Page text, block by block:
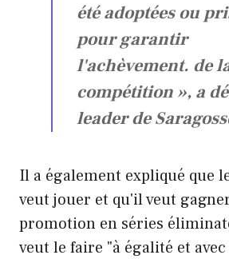
été adoptées ou
pour garantir
l'achèvement. de
compétition », a
leader de
Il a également expliqué que
veut jouer et qu'il veut
promotion en séries
veut le faire "à égalité et